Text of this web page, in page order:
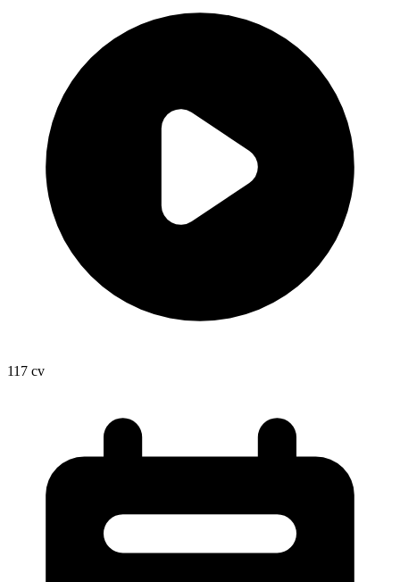
117 cv